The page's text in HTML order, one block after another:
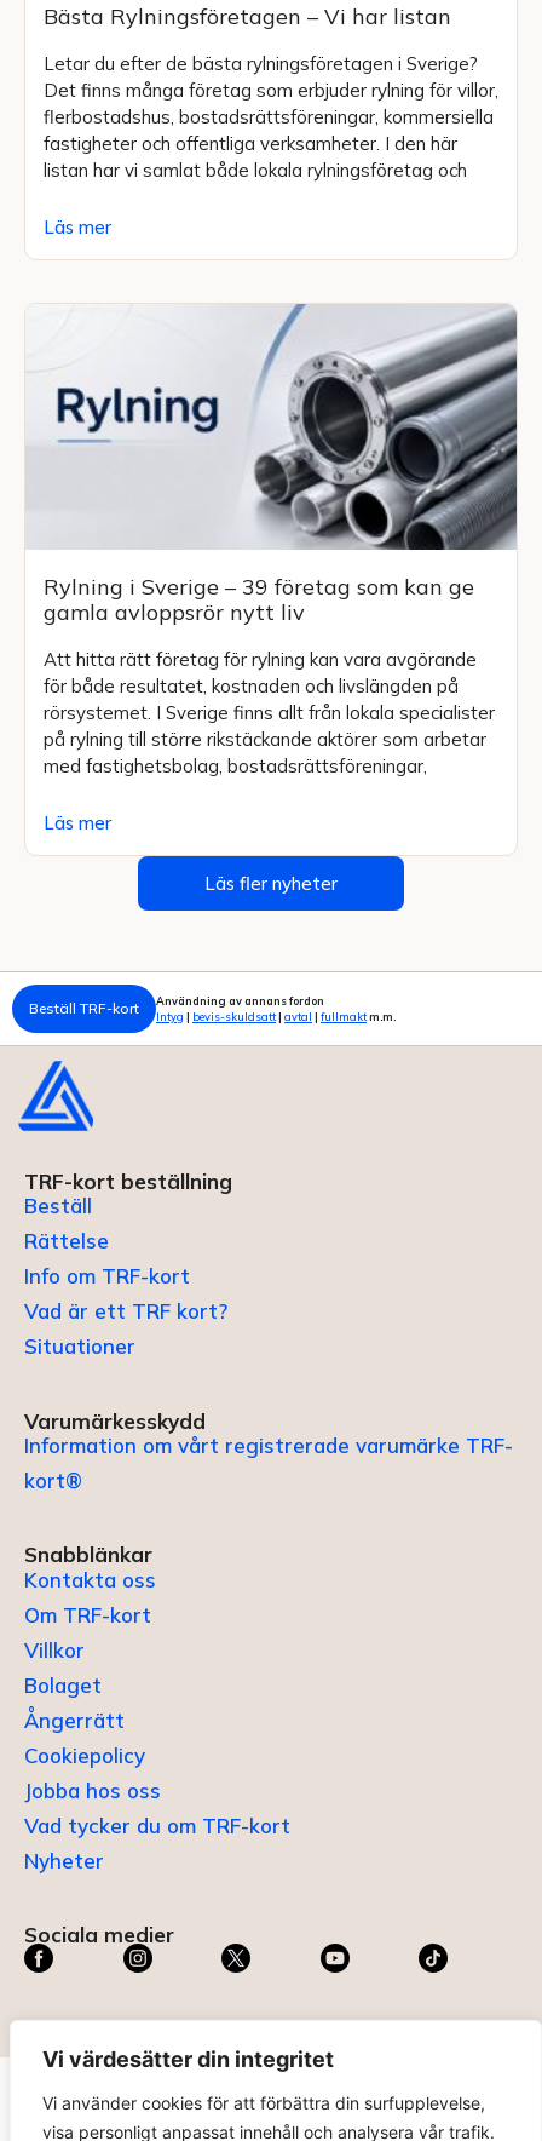
Vi värdesätter din integritet
Vi använder cookies för att förbättra din surfupplevelse,
visa personligt anpassat innehåll och analysera vår trafik.
Bästa Rylningsföretagen – Vi har listan
Letar du efter de bästa rylningsföretagen i Sverige?
Det finns många företag som erbjuder rylning för villor,
flerbostadshus, bostadsrättsföreningar, kommersiella
fastigheter och offentliga verksamheter. I den här
listan har vi samlat både lokala rylningsföretag och
Läs mer
Rylning i Sverige – 39 företag som kan ge
gamla avloppsrör nytt liv
Att hitta rätt företag för rylning kan vara avgörande
för både resultatet, kostnaden och livslängden på
rörsystemet. I Sverige finns allt från lokala specialister
på rylning till större rikstäckande aktörer som arbetar
med fastighetsbolag, bostadsrättsföreningar,
Läs mer
Läs fler nyheter
Beställ TRF-kort
Användning av annans fordon
Intyg | bevis-skuldsatt| avtal | fullmaktm.m.
TRF-kort beställning
Beställ
Rättelse
Info om TRF-kort
Vad är ett TRF kort?
Situationer
Varumärkesskydd
Information om vårt registrerade varumärke TRF-
kort®
Snabblänkar
Kontakta oss
Om TRF-kort
Villkor
Bolaget
Ångerrätt
Cookiepolicy
Jobba hos oss
Vad tycker du om TRF-kort
Nyheter
Sociala medier
TRF KORT®är ett registrerat varumärke som innehas av